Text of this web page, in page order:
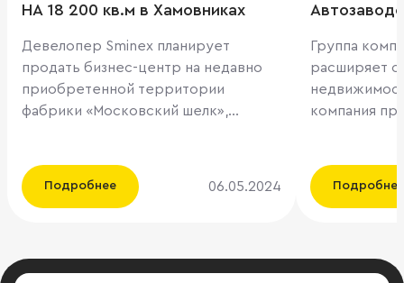
НА 18 200 кв.м в Хамовниках
Девелопер Sminex планирует
продать бизнес-центр на недавно
приобретенной территории
фабрики «Московский шелк»,
кв. м, а от его продажи компания
планирует выручить порядка 4,8
расположения объекта и средних
Подробнее 06.05.2024
Группа
расширяет
компания
площадь
кв.м. и
Подробнее